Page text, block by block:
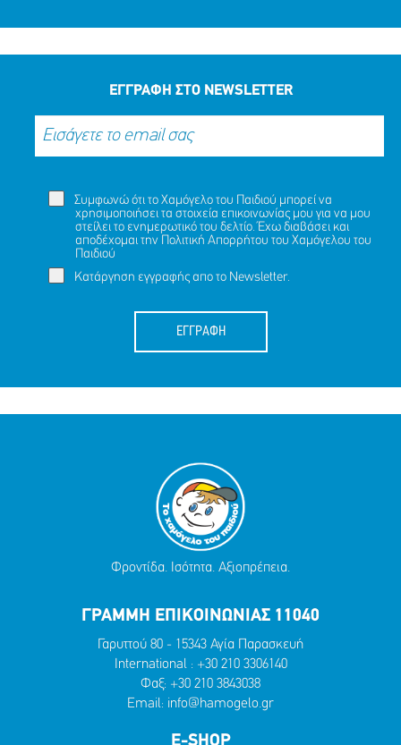
ΕΓΓΡΑΦΗ ΣΤΟ NEWSLETTER
Συμφωνώ ότι το Χαμόγελο του Παιδιού μπορεί να
χρησιμοποιήσει τα στοιχεία επικοινωνίας μου για να μου
στείλει το ενημερωτικό του δελτίο. Έχω διαβάσει και
αποδέχομαι την Πολιτική Απορρήτου του Χαμόγελου του
Παιδιού
Κατάργηση εγγραφής απο το Newsletter.
ΕΓΓΡΑΦΗ
Φροντίδα. Ισότητα. Αξιοπρέπεια.
ΓΡΑΜΜΗ ΕΠΙΚΟΙΝΩΝΙΑΣ 11040
Γαρυττού 80 - 15343 Αγία Παρασκευή
International : +30 210 3306140
Φαξ: +30 210 3843038
Email: info@hamogelo.gr
E-SHOP